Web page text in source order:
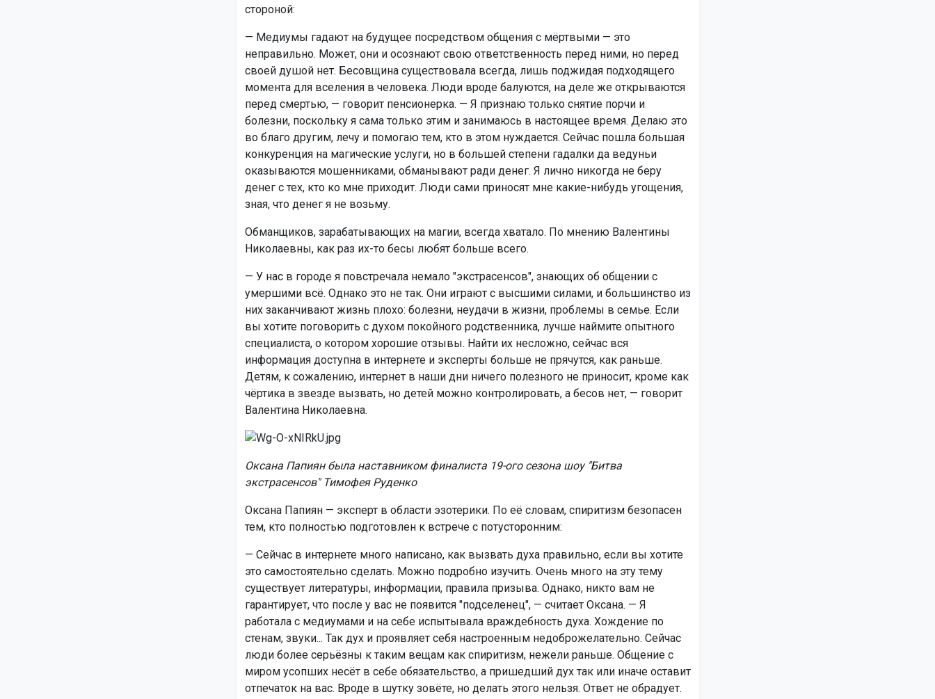
стороной:
— Медиумы гадают на будущее посредством общения с мёртвыми — это
неправильно. Может, они и осознают свою ответственность перед ними, но перед
своей душой нет. Бесовщина существовала всегда, лишь поджидая подходящего
момента для вселения в человека. Люди вроде балуются, на деле же открываются
перед смертью, — говорит пенсионерка. — Я признаю только снятие порчи и
болезни, поскольку я сама только этим и занимаюсь в настоящее время. Делаю это
во благо другим, лечу и помогаю тем, кто в этом нуждается. Сейчас пошла большая
конкуренция на магические услуги, но в большей степени гадалки да ведуньи
оказываются мошенниками, обманывают ради денег. Я лично никогда не беру
денег с тех, кто ко мне приходит. Люди сами приносят мне какие-нибудь угощения,
зная, что денег я не возьму.
Обманщиков, зарабатывающих на магии, всегда хватало. По мнению Валентины
Николаевны, как раз их-то бесы любят больше всего.
— У нас в городе я повстречала немало "экстрасенсов", знающих об общении с
умершими всё. Однако это не так. Они играют с высшими силами, и большинство из
них заканчивают жизнь плохо: болезни, неудачи в жизни, проблемы в семье. Если
вы хотите поговорить с духом покойного родственника, лучше наймите опытного
специалиста, о котором хорошие отзывы. Найти их несложно, сейчас вся
информация доступна в интернете и эксперты больше не прячутся, как раньше.
Детям, к сожалению, интернет в наши дни ничего полезного не приносит, кроме как
чёртика в звезде вызвать, но детей можно контролировать, а бесов нет, — говорит
Валентина Николаевна.
Оксана Папиян была наставником финалиста 19-ого сезона шоу "Битва
экстрасенсов" ТимофеяРуденко
Оксана Папиян — эксперт в области эзотерики. По её словам, спиритизм безопасен
тем, кто полностью подготовлен к встрече с потусторонним:
— Сейчас в интернете много написано, как вызвать духа правильно, если вы хотите
это самостоятельно сделать. Можно подробно изучить. Очень много на эту тему
существует литературы, информации, правила призыва. Однако, никто вам не
гарантирует, что после у вас не появится "подселенец", — считает Оксана. — Я
работала с медиумами и на себе испытывала враждебность духа. Хождение по
стенам, звуки... Так дух и проявляет себя настроенным недоброжелательно. Сейчас
люди более серьёзны к таким вещам как спиритизм, нежели раньше. Общение с
миром усопших несёт в себе обязательство, а пришедший дух так или иначе оставит
отпечаток на вас. Вроде в шутку зовёте, но делать этого нельзя. Ответ не обрадует.